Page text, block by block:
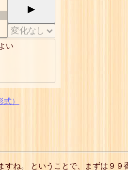
▶
い
）
すね。 ということで、まずは９９